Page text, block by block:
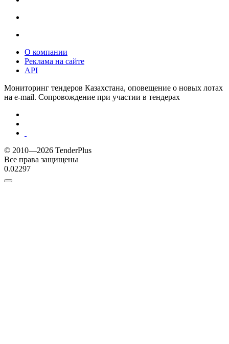
О компании
Реклама на сайте
API
Мониторинг тендеров Казахстана, оповещение о новых лотах
на e-mail. Сопровождение при участии в тендерах
© 2010—2026 TenderPlus
Все права защищены
0.02297